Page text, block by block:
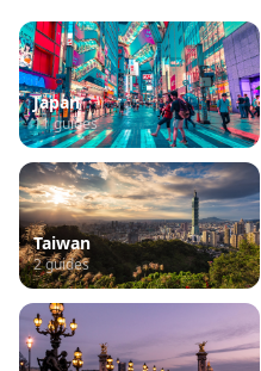
Japan
11guides
Taiwan
2guides